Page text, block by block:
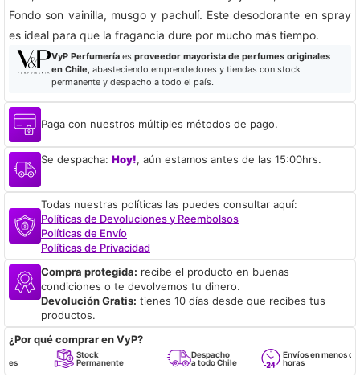
Fondo son vainilla, musgo y pachulí. Este desodorante en spray
es ideal para que la fragancia dure por mucho más tiempo.
VyP Perfumeríaes proveedor mayorista de perfumes originales
en Chile, abasteciendo emprendedores y tiendas con stock
permanente y despacho a todo el país.
Paga con nuestros múltiples métodos de pago.
Se despacha: Hoy!, aún estamos antes de las 15:00hrs.
Todas nuestras políticas las puedes consultar aquí:
Políticas de Devoluciones y Reembolsos
Políticas de Envío
Políticas de Privacidad
Compra protegida: recibe el producto en buenas
condiciones o te devolvemos tu dinero.
Devolución Gratis: tienes 10 días desde que recibes tus
productos.
¿Por qué comprar en VyP?
Stock
Permanente
Despacho
a todo Chile
Envíos en menos de 24
horas